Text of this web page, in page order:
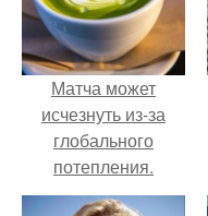
Матча может
исчезнуть из-за
глобального
потепления.